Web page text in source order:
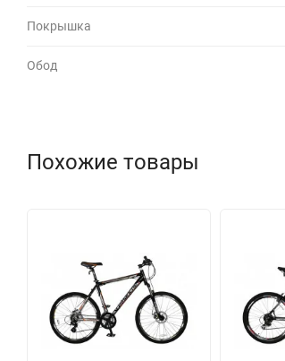
Покрышка
Обод
Похожие товары